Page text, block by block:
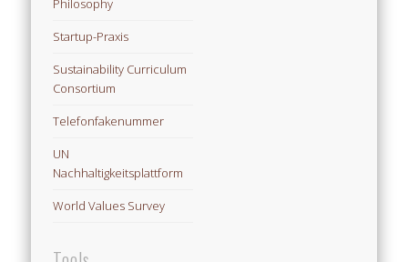
Philosophy
Startup-Praxis
Sustainability Curriculum
Consortium
Telefonfakenummer
UN
Nachhaltigkeitsplattform
World Values Survey